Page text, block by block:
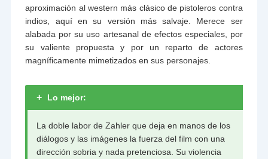
aproximación al western más clásico de pistoleros contra
indios, aquí en su versión más salvaje. Merece ser
alabada por su uso artesanal de efectos especiales, por
su valiente propuesta y por un reparto de actores
magníficamente mimetizados en sus personajes.
+ Lo mejor:
La doble labor de Zahler que deja en manos de los
diálogos y las imágenes la fuerza del film con una
dirección sobria y nada pretenciosa. Su violencia